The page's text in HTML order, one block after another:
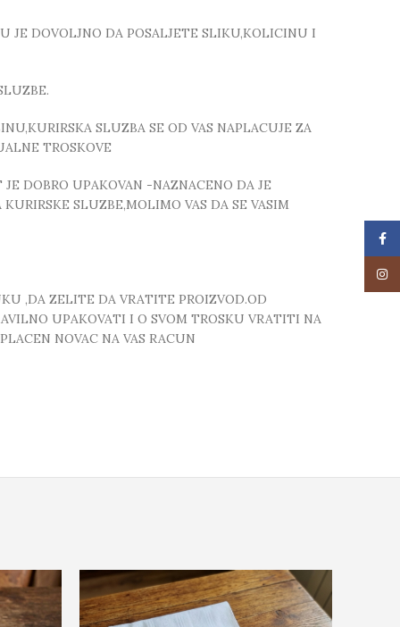
JE DOVOLJNO DA POSALJETE SLIKU,KOLICINU I
SLUZBA SE OD VAS NAPLACUJE ZA
TROSKOVE
DOBRO UPAKOVAN -NAZNACENO DA JE
SLUZBE,MOLIMO VAS DA SE VASIM
,DA ZELITE DA VRATITE PROIZVOD.OD
UPAKOVATI I O SVOM TROSKU VRATITI NA
NOVAC NA VAS RACUN